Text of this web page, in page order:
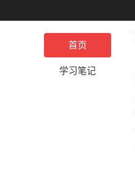
首页
学习笔记